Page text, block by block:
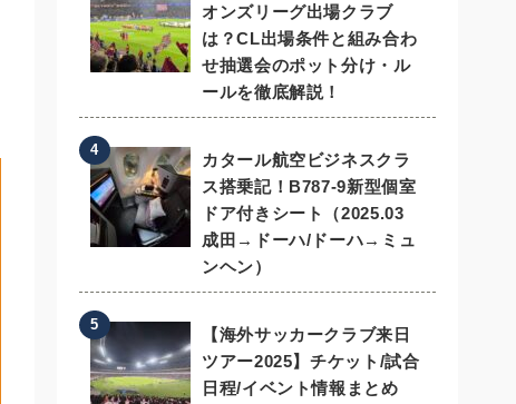
オンズリーグ出場クラブ
は？CL出場条件と組み合わ
せ抽選会のポット分け・ル
ールを徹底解説！
カタール航空ビジネスクラ
ス搭乗記！B787-9新型個室
ドア付きシート（2025.03
成田→ドーハ/ドーハ→ミュ
ンヘン）
【海外サッカークラブ来日
ツアー2025】チケット/試合
日程/イベント情報まとめ